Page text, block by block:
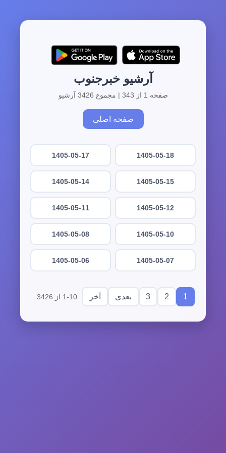
آرشیو خبرجنوب
صفحه 1 از 343 | مجموع 3426 آرشیو
صفحه اصلی
1405-05-18
1405-05-17
1405-05-15
1405-05-14
1405-05-12
1405-05-11
1405-05-10
1405-05-08
1405-05-07
1405-05-06
1
2
3 بعدی آخر 1-10 از 3426